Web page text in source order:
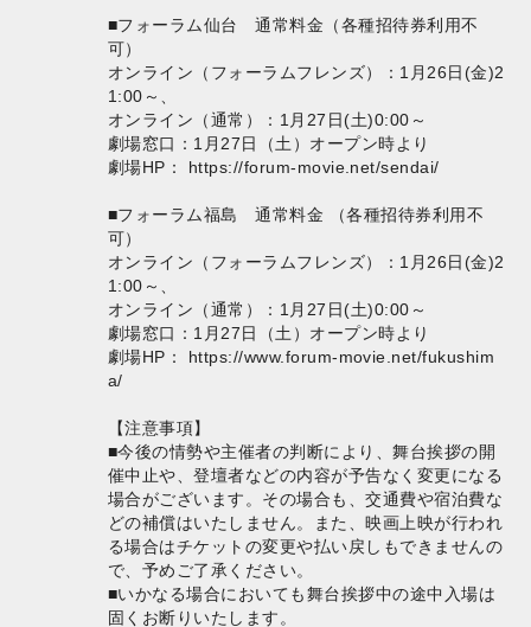
■フォーラム仙台 通常料金（各種招待券利用不
可）
オンライン（フォーラムフレンズ）：1月26日(金)2
1:00～、
オンライン（通常）：1月27日(土)0:00～
劇場窓口：1月27日（土）オープン時より
劇場HP： https://forum-movie.net/sendai/
■フォーラム福島 通常料金 （各種招待券利用不
可）
オンライン（フォーラムフレンズ）：1月26日(金)2
1:00～、
オンライン（通常）：1月27日(土)0:00～
劇場窓口：1月27日（土）オープン時より
劇場HP： https://www.forum-movie.net/fukushim
a/
【注意事項】
■今後の情勢や主催者の判断により、舞台挨拶の開
催中止や、登壇者などの内容が予告なく変更になる
場合がございます。その場合も、交通費や宿泊費な
どの補償はいたしません。また、映画上映が行われ
る場合はチケットの変更や払い戻しもできませんの
で、予めご了承ください。
■いかなる場合においても舞台挨拶中の途中入場は
固くお断りいたします。